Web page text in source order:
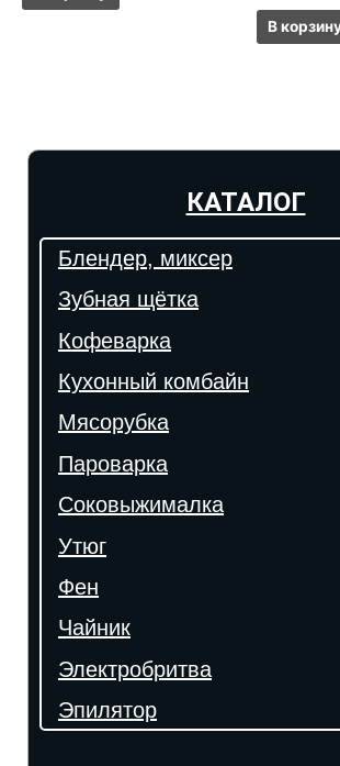
В
КАТАЛОГ
Блендер, миксер
Зубная щётка
Кофеварка
Кухонный комбайн
Мясорубка
Пароварка
Соковыжималка
Утюг
Фен
Чайник
Электробритва
Эпилятор